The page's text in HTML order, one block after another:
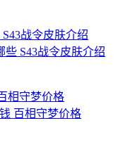
些 S43战令皮肤介绍
百相守梦价格